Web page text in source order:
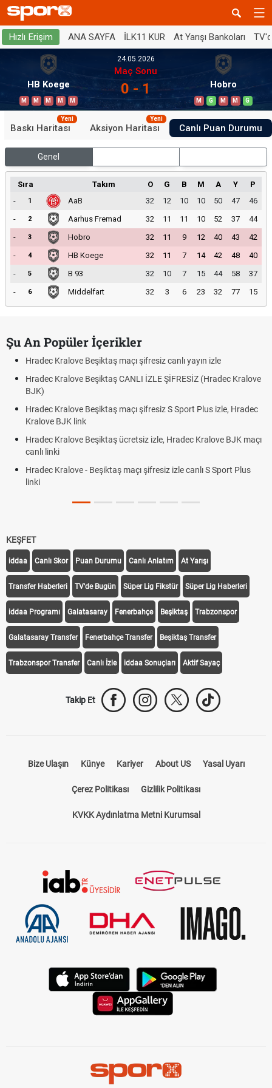
Hızlı Erişim ANA SAYFA İLK11 KUR At Yarışı Bankoları
HB Koege
M M M M M
24.05.2026
Maç Sonu
0 - 1 Hobro
M G M M G
Baskı Haritası
Yeni
Aksiyon Haritası
Yeni
Canlı Puan Durumu
Genel
Sıra Takım O G B M A Y
P
-
1 AaB 32 12 10 10 50 47
46
-
2 Aarhus Fremad 32 11 11 10 52 37
44
-
3 Hobro 32 11 9 12 40 43
42
-
4 HB Koege 32 11 7 14 42 48
40
-
5 B 93 32 10 7 15 44 58
37
-
6 Middelfart 32 3 6 23 32 77 15
Şu An Popüler İçerikler
Hradec Kralove Beşiktaş maçı şifresiz canlı yayın izle
Hradec Kralove Beşiktaş CANLI İZLE ŞİFRESİZ (Hradec Kralove
BJK)
Hradec Kralove Beşiktaş maçı şifresiz S Sport Plus izle, Hradec
Kralove BJK link
Hradec Kralove Beşiktaş ücretsiz izle, Hradec Kralove BJK maçı
canlı linki
Hradec Kralove - Beşiktaş maçı şifresiz izle canlı S Sport Plus
linki
KEŞFET
iddaa Canlı Skor Puan Durumu Canlı Anlatım At Yarışı
Transfer Haberleri TV'de Bugün Süper Lig Fikstür Süper Lig Haberleri
iddaa Programı Galatasaray Fenerbahçe Beşiktaş Trabzonspor
Galatasaray Transfer Fenerbahçe Transfer Beşiktaş Transfer
Trabzonspor Transfer Canlı İzle iddaa Sonuçları Aktif Sayaç
Takip Et
Bize Ulaşın Künye Kariyer About US Yasal Uyarı
Çerez Politikası Gizlilik Politikası
KVKK Aydınlatma Metni Kurumsal